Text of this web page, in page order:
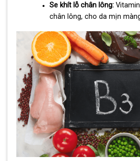
Se khít lỗ chân lông:
chân lông, cho da mịn